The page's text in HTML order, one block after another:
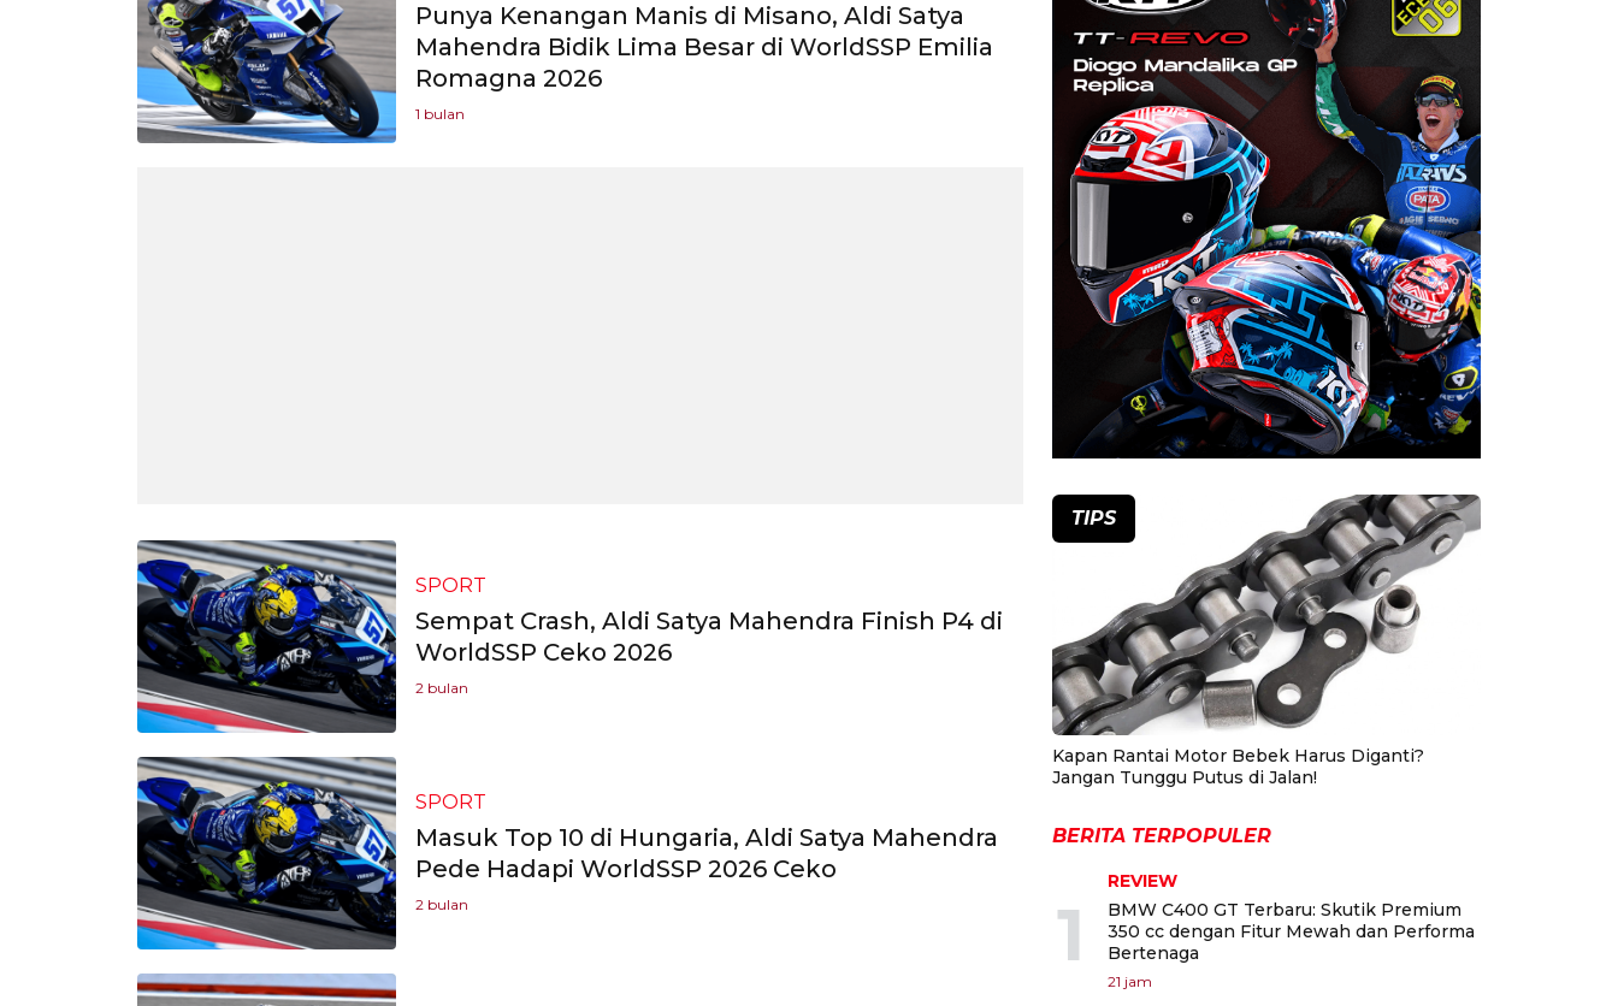
Punya Kenangan Manis di Misano, Aldi Satya
Mahendra Bidik Lima Besar di WorldSSP Emilia
Romagna 2026
1 bulan
SPORT
Sempat Crash, Aldi Satya Mahendra Finish P4 di
WorldSSP Ceko 2026
2 bulan
SPORT
Masuk Top 10 di Hungaria, Aldi Satya Mahendra
Pede Hadapi WorldSSP 2026 Ceko
2 bulan
TIPS
Kapan Rantai Motor Bebek Harus Diganti?
Jangan Tunggu Putus di Jalan!
BERITA TERPOPULER
1
REVIEW
BMW C400 GT Terbaru: Skutik Premium
350 cc dengan Fitur Mewah dan Performa
Bertenaga
21 jam